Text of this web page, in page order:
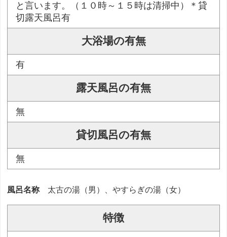
と言います。（１０時～１５時は清掃中）＊貸
切露天風呂有
大浴場の有無
有
露天風呂の有無
無
貸切風呂の有無
無
風呂名称 太古の湯（男）、やすらぎの湯（女）
特徴